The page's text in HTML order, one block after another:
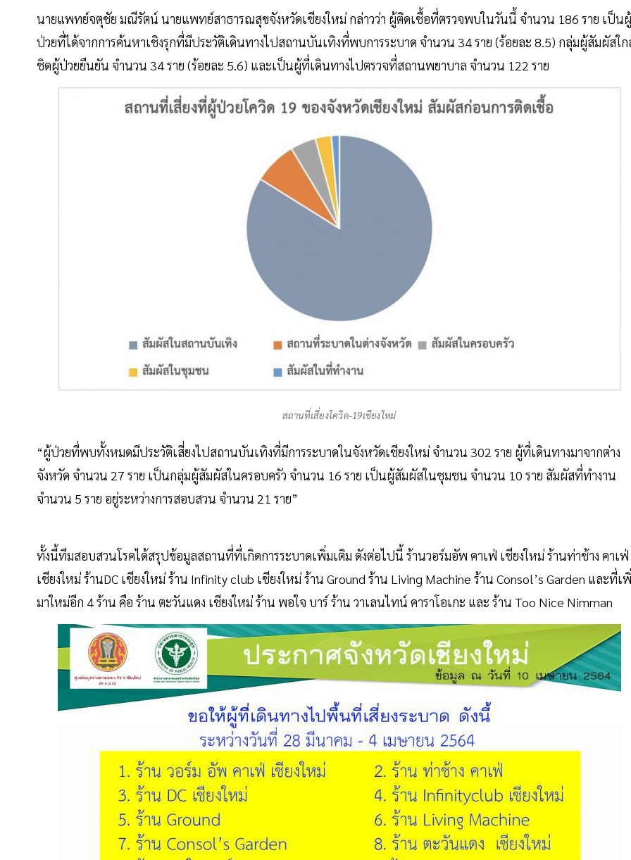
นายแพทย์จตุชัย มณีรัตน์ นายแพทย์สาธารณสุขจังหวัดเชียงใหม่ กล่าวว่า ผู้ติดเชื้อที่ตรวจพบในวันนี้ จำนวน 186 ราย เป็นผู้
ป่วยที่ได้จากการค้นหาเชิงรุกที่มีประวัติเดินทางไปสถานบันเทิงที่พบการระบาด จำนวน 34 ราย (ร้อยละ 8.5) กลุ่มผู้สัมผัสใ
ชิดผู้ป่วยยืนยัน จำนวน 34 ราย (ร้อยละ 5.6) และเป็นผู้ที่เดินทางไปตรวจที่สถานพยาบาล จำนวน 122 ราย
สถานที่เสี่ยงโควิด-19เชียงใหม่
“ผู้ป่วยที่พบทั้งหมดมีประวัติเสี่ยงไปสถานบันเทิงที่มีการระบาดในจังหวัดเชียงใหม่ จำนวน 302 ราย ผู้ที่เดินทางมาจากต่าง
จังหวัด จำนวน 27 ราย เป็นกลุ่มผู้สัมผัสในครอบครัว จำนวน 16 ราย เป็นผู้สัมผัสในชุมชน จำนวน 10 ราย สัมผัสที่ทำงาน
จำนวน 5 ราย อยู่ระหว่างการสอบสวน จำนวน 21 ราย”
ทั้งนี้ทีมสอบสวนโรคได้สรุปข้อมูลสถานที่ที่เกิดการระบาดเพิ่มเติม ดังต่อไปนี้ ร้านวอร์มอัพ คาเฟ่ เชียงใหม่ ร้านท่าช้าง คาเฟ่
เชียงใหม่ ร้านDC เชียงใหม่ ร้าน Infinity club เชียงใหม่ ร้าน Ground ร้าน Living Machine ร้าน Consol’s Garden และที่เ
มาใหม่อีก 4 ร้าน คือ ร้าน ตะวันแดง เชียงใหม่ ร้าน พอใจ บาร์ ร้าน วาเลนไทน์ คาราโอเกะ และ ร้าน Too Nice Nimman